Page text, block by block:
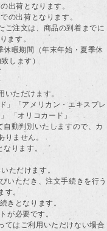
出荷となります。
の出荷となります。
ご注文は、商品の到着までに
ます。
暇期間（年末年始・夏季休
します）
ただけます。
」「アメリカン・エキスプレ
「オリコカード」
動判別いたしますので、カ
ません。
ります。
ただけます。
いただき、注文手続きを行う
。
きとなります。
が必要です。
てはご利用いただけない場合